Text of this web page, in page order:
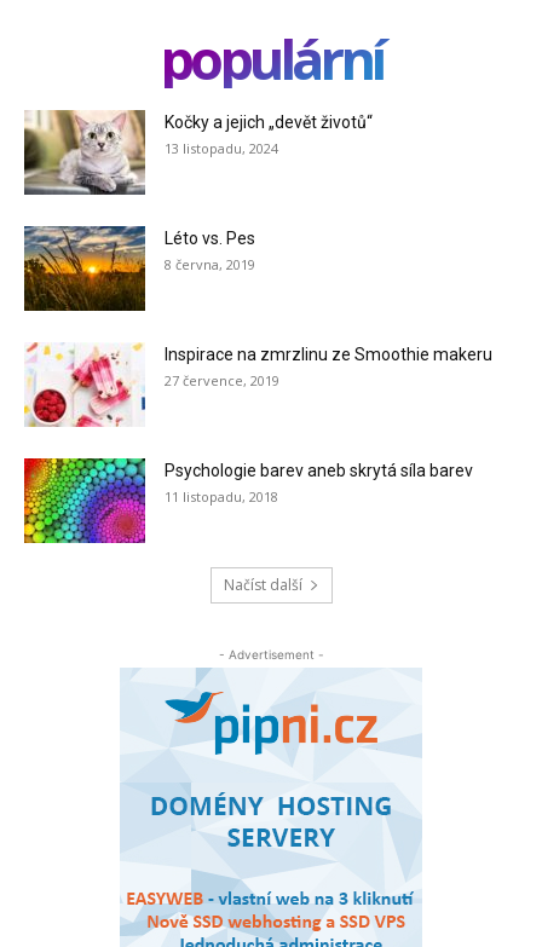
populární
Kočky a jejich „devět životů“
13 listopadu, 2024
Léto vs. Pes
8 června, 2019
Inspirace na zmrzlinu ze Smoothie makeru
27 července, 2019
Psychologie barev aneb skrytá síla barev
11 listopadu, 2018
Načíst další
- Advertisement -